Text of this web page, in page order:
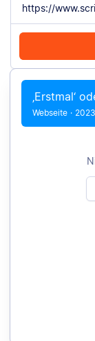
Webseite · 2023